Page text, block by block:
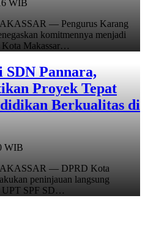
WIB
— Pengurus Karang
komitmennya menjadi
Kota Makassar…
SDN Pannara,
Proyek Tepat
Berkualitas di
WIB
— DPRD Kota
peninjauan langsung
UPT SPF SD…